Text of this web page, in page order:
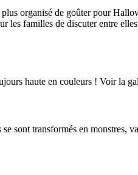
organisé de goûter pour
les familles de discuter entre
haute en couleurs ! Voir la
sont transformés en